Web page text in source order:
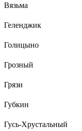
Вязьма
Геленджик
Голицыно
Грозный
Грязи
Губкин
Гусь-Хрустальный